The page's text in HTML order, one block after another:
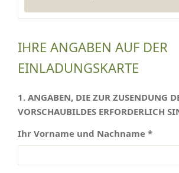
IHRE ANGABEN AUF DER
EINLADUNGSKARTE
1. ANGABEN, DIE ZUR ZUSENDUNG
VORSCHAUBILDES ERFORDERLICH
Ihr Vorname und Nachname *